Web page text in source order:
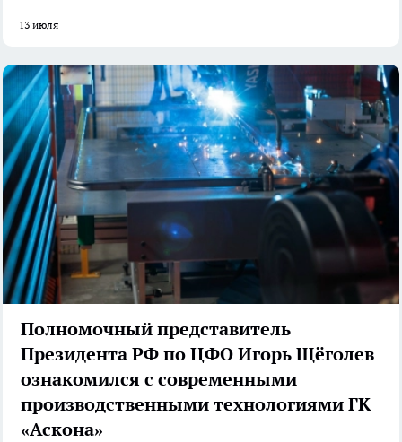
13 июля
Полномочный представитель
Президента РФ по ЦФО Игорь Щёголев
ознакомился с современными
производственными технологиями ГК
«Аскона»